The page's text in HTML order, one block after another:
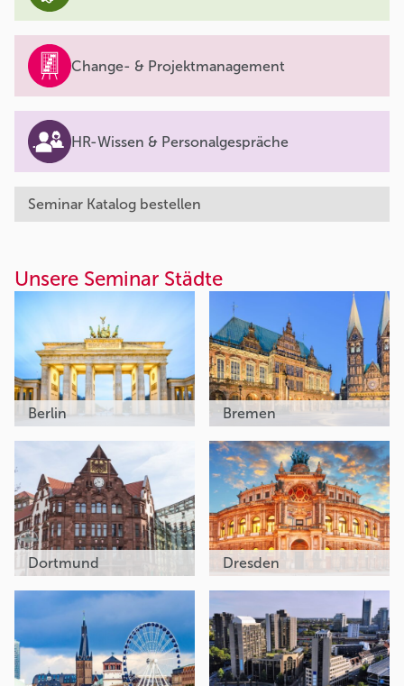
Change- & Projektmanagement
HR-Wissen & Personalgespräche
Seminar Katalog bestellen
Unsere Seminar Städte
Berlin Bremen
Dortmund Dresden